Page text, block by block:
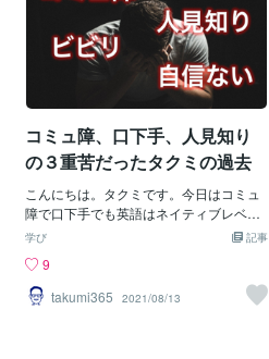
いて、まず「名前」を思い浮かべるので
はないでしょうか？名前を伝える英語フ
レーズを紹介しますね。◆ My name is M
amemii.（私の名前はまめみぃです。）◆
I'm Mamemii.（私はまめみぃです。）こ
こで、よくある質問があります。「"My n
ame is..."と"I'm..."どちらが正しいです
か？」同じような疑問をお持ちの方もい
らっしゃるかも知れませんね。結論......
「どちらも正しい」です！ポイントは、
どちらが正しいかではなく、どちらも知
っていて、どちらも使えることが大切。
は、"My name is..."▶︎カジュアルなシチュ
エーションでは、"I'm ..."まずは、両方の
フレーズが使えるようになりましょう！
コミュ障、口下手、人見知り
の３重苦だったタクミの過去
こんにちは。タクミです。今日はコミュ
障で口下手でも英語はネイティブレベル
になれるよ。という希望に満ち溢れた話
手でコミュ障でした。日本語での会話は
おろか英語での会話も口下手、コミュ障
かつ心配性でコミュニケーションが取れ
記事
学び
9
takumi365
2021/08/13